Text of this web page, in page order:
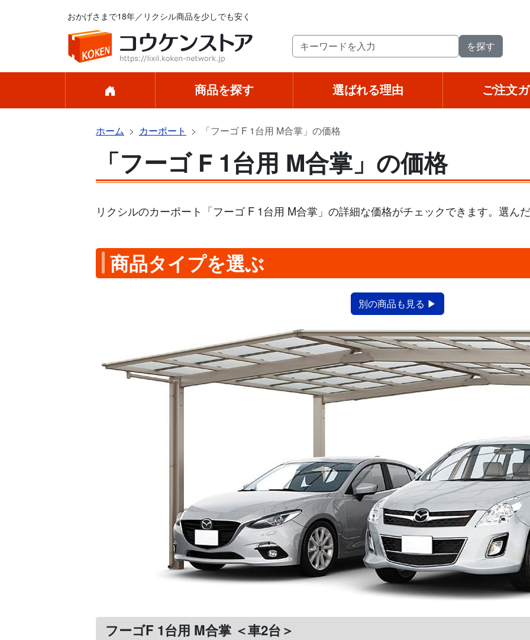
おかげさまで18年／リクシル商品を少しでも安く
商品を探す 選ばれる理由 ご注文
ホーム カーポート 「フーゴ F 1台用 M合掌」の価格
「フーゴ F 1台用 M合掌」の価格
リクシルのカーポート「フーゴ F 1台用 M合掌」の詳細な価格がチェックできます。選ん
商品タイプを選ぶ
別の商品も見る ▶
フーゴF 1台用 M合掌 ＜車2台＞